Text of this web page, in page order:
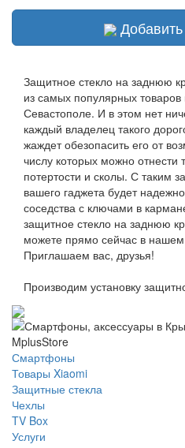
Добавить
Защитное стекло на заднюю
из самых популярных
Севастополе. И в этом нет
каждый владелец такого
жаждет обезопасить его от
числу которых можно
потертости и сколы. С таким
вашего гаджета будет
соседства с ключами в
защитное стекло на заднюю
можете прямо сейчас в
Приглашаем вас, друзья!
Производим установку
Смартфоны
Товары Xiaomi
Защитные стекла
Чехлы
TV Box
Услуги